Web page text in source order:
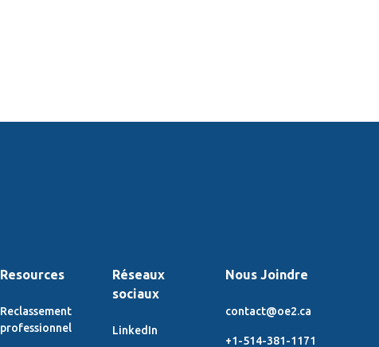
Resources
Reclassement
professionnel
Réseaux
sociaux
LinkedIn
Nous Joindre
contact@oe2.ca
+1-514-381-1171